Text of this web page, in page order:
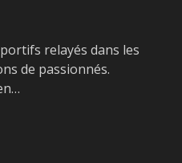
relayés dans les
de passionnés.